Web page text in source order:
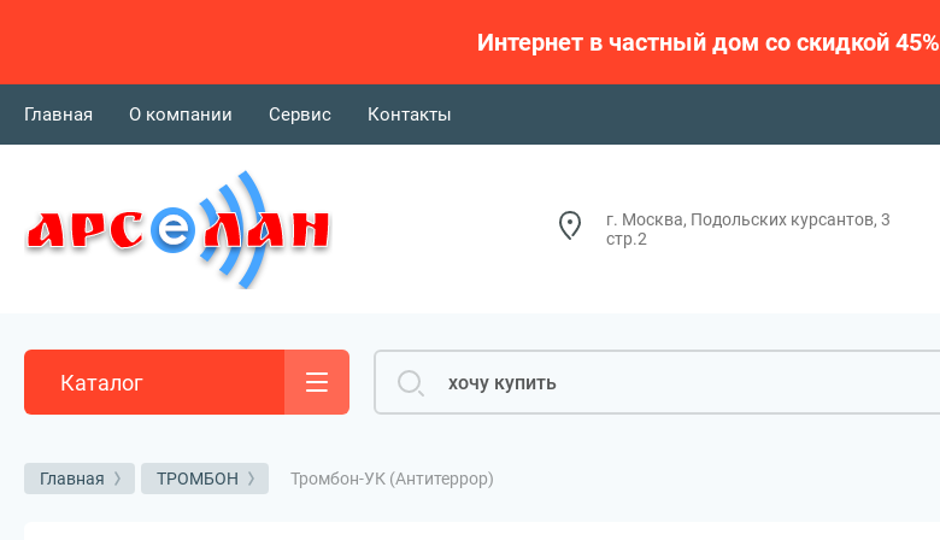
Интернет в частный дом со скидкой 45%
Главная О компании Сервис Контакты
г. Москва, Подольских курсантов, 3
стр.2
Каталог
Главная ТРОМБОН Тромбон-УК (Антитеррор)